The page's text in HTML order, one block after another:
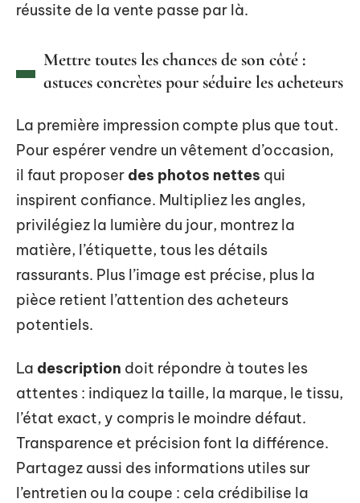
réussite de la vente passe par là.
Mettre toutes les chances de son côté :
astuces concrètes pour séduire les acheteurs
La première impression compte plus que tout.
Pour espérer vendre un vêtement d’occasion,
il faut proposer des photos nettes qui
inspirent confiance. Multipliez les angles,
privilégiez la lumière du jour, montrez la
matière, l’étiquette, tous les détails
rassurants. Plus l’image est précise, plus la
pièce retient l’attention des acheteurs
potentiels.
La description doit répondre à toutes les
attentes : indiquez la taille, la marque, le tissu,
l’état exact, y compris le moindre défaut.
Transparence et précision font la différence.
Partagez aussi des informations utiles sur
l’entretien ou la coupe : cela crédibilise la